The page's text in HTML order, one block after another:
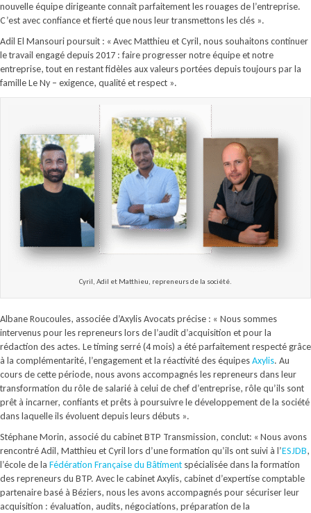
nouvelle équipe dirigeante connaît parfaitement les rouages de l’entreprise.
C’est avec confiance et fierté que nous leur transmettons les clés ».
Adil El Mansouri poursuit : « Avec Matthieu et Cyril, nous souhaitons continuer
le travail engagé depuis 2017 : faire progresser notre équipe et notre
entreprise, tout en restant fidèles aux valeurs portées depuis toujours par la
famille Le Ny – exigence, qualité et respect ».
Cyril, Adil et Matthieu, repreneurs de la société.
Albane Roucoules, associée d’Axylis Avocats précise : « Nous sommes
intervenus pour les repreneurs lors de l’audit d’acquisition et pour la
rédaction des actes. Le timing serré (4 mois) a été parfaitement respecté grâce
à la complémentarité, l’engagement et la réactivité des équipesAxylis. Au
cours de cette période, nous avons accompagnés les repreneurs dans leur
transformation du rôle de salarié à celui de chef d’entreprise, rôle qu’ils sont
prêt à incarner, confiants et prêts à poursuivre le développement de la société
dans laquelle ils évoluent depuis leurs débuts ».
Stéphane Morin, associé du cabinet BTP Transmission, conclut: « Nous avons
rencontré Adil, Matthieu et Cyril lors d’une formation qu’ils ont suivi à l’ESJDB,
l’école de la Fédération Française du Bâtiment spécialisée dans la formation
des repreneurs du BTP. Avec le cabinet Axylis, cabinet d’expertise comptable
partenaire basé à Béziers, nous les avons accompagnés pour sécuriser leur
acquisition : évaluation, audits, négociations, préparation de la